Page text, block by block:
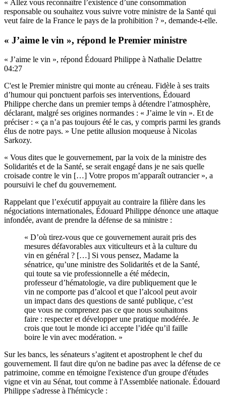
« Allez vous reconnaître l’existence d’une consommation
responsable ou souhaitez vous suivre votre ministre de la Santé qui
veut faire de la France le pays de la prohibition ? », demande-t-elle.
« J’aime le vin », répond le Premier ministre
« J’aime le vin », répond Édouard Philippe à Nathalie Delattre
04:27
C'est le Premier ministre qui monte au créneau. Fidèle à ses traits
d’humour qui ponctuent parfois ses interventions, Édouard
Philippe cherche dans un premier temps à détendre l’atmosphère,
déclarant, malgré ses origines normandes : « J’aime le vin ». Et de
préciser : « ça n’a pas toujours été le cas, y compris parmi les grands
élus de notre pays. » Une petite allusion moqueuse à Nicolas
Sarkozy.
« Vous dites que le gouvernement, par la voix de la ministre des
Solidarités et de la Santé, se serait engagé dans je ne sais quelle
croisade contre le vin […] Votre propos m’apparaît outrancier », a
poursuivi le chef du gouvernement.
Rappelant que l’exécutif appuyait au contraire la filière dans les
négociations internationales, Édouard Philippe dénonce une attaque
infondée, avant de prendre la défense de sa ministre :
« D’où tirez-vous que ce gouvernement aurait pris des
mesures défavorables aux viticulteurs et à la culture du
vin en général ? […] Si vous pensez, Madame la
sénatrice, qu’une ministre des Solidarités et de la Santé,
qui toute sa vie professionnelle a été médecin,
professeur d’hématologie, va dire publiquement que le
vin ne comporte pas d’alcool et que l’alcool peut avoir
un impact dans des questions de santé publique, c’est
que vous ne comprenez pas ce que nous souhaitons
faire : respecter et développer une pratique modérée. Je
crois que tout le monde ici accepte l’idée qu’il faille
boire le vin avec modération. »
Sur les bancs, les sénateurs s’agitent et apostrophent le chef du
gouvernement. Il faut dire qu'on ne badine pas avec la défense de ce
patrimoine, comme en témoigne l'existence d'un groupe d'études
vigne et vin au Sénat, tout comme à l'Assemblée nationale. Édouard
Philippe s'adresse à l'hémicycle :